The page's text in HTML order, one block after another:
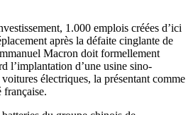
1.000 emplois créées d’ici
après la défaite cinglante de
Macron doit formellement
l’implantation d’une usine sino-
électriques, la présentant comme
française.